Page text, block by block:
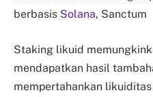
berbasis Solana, Sanctum
Staking likuid
mendapatkan hasil
mempertahankan